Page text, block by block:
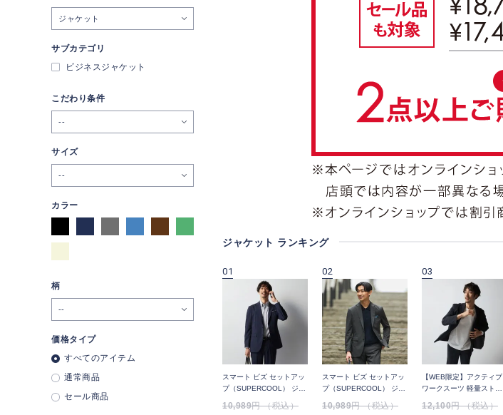
ジャケット ランキング
スマート ビズ セットアッ
ケット 高通気 デニム調無
01
スマート ビズ セットアッ
プ（SUPERCOOL） ジャ
10,989円 （税込）
02
スマート ビズ セットアッ
プ（SUPERCOOL） ジャ
10,989円 （税込）
03
【WEB限定】アクティブ
ワークスーツ 軽量ストレ
プ ユニセックス
12,100円 （税込）
ジャケット
サブカテゴリ
ビジネスジャケット
こだわり条件
--
サイズ
--
カラー
柄
価格タイプ
すべてのアイテム
通常商品
セール商品